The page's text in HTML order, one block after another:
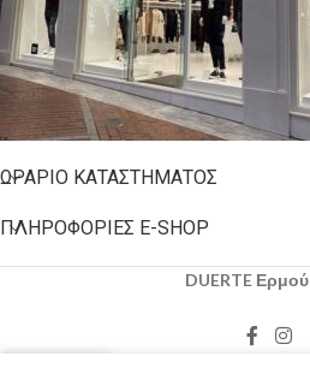
ΩΡΆΡΙΟ ΚΑΤΑΣΤΉΜΑΤΟΣ
ΠΛΗΡΟΦΟΡΊΕΣ E-SHOP
DUERTE Ερμού